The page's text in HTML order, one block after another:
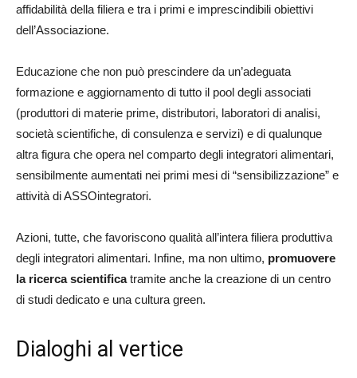
affidabilità della filiera e tra i primi e imprescindibili obiettivi
dell’Associazione.
Educazione che non può prescindere da un’adeguata
formazione e aggiornamento di tutto il pool degli associati
(produttori di materie prime, distributori, laboratori di analisi,
società scientifiche, di consulenza e servizi) e di qualunque
altra figura che opera nel comparto degli integratori alimentari,
sensibilmente aumentati nei primi mesi di “sensibilizzazione” e
attività di ASSOintegratori.
Azioni, tutte, che favoriscono qualità all’intera filiera produttiva
degli integratori alimentari. Infine, ma non ultimo, promuovere
la ricerca scientificatramite anche la creazione di un centro
di studi dedicato e una cultura green.
Dialoghi al vertice